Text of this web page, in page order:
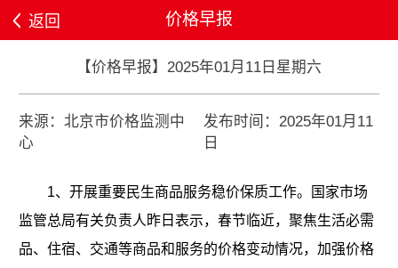
返回 价格早报
【价格早报】2025年01月11日星期六
来源：北京市价格监测中
心
发布时间：2025年01月11
日
1、开展重要民生商品服务稳价保质工作。
国家市场
监管总局有关负责人昨日表示，春节临近，聚焦生活必需
品、住宿、交通等商品和服务的价格变动情况，加强价格